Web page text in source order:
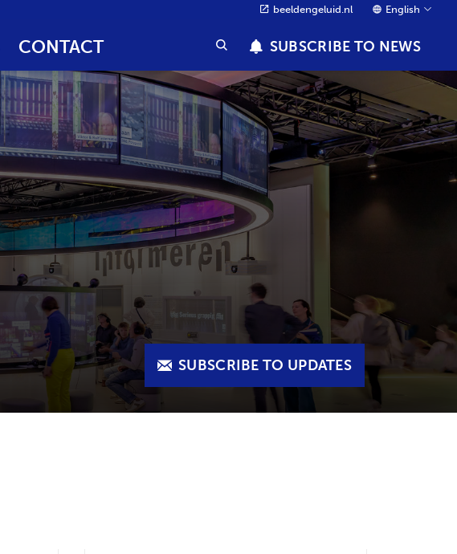
beeldengeluid.nl English
CONTACT SUBSCRIBE TO NEWS
SUBSCRIBE TO UPDATES